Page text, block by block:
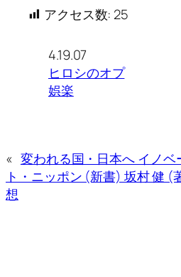
アクセス数: 25
4.19.07
ヒロシのオプ
娯楽
« 変われる国・日本へ イノベ
ト・ニッポン (新書) 坂村 健 (
想